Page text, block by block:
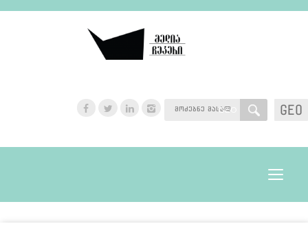
GEO
GEO
Toggle